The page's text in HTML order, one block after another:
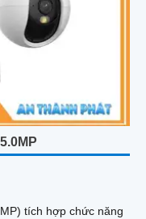
tích hợp chức năng